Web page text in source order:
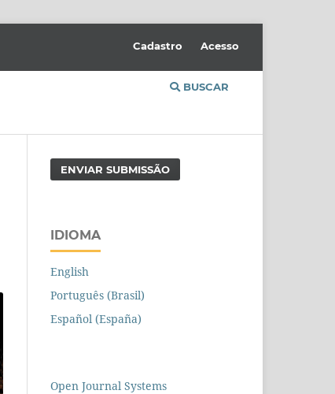
BUSCAR
Cadastro Acesso
ENVIAR SUBMISSÃO
IDIOMA
English
Português (Brasil)
Español (España)
Open Journal Systems